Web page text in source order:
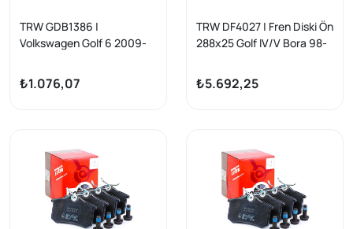
TRW GDB1386 |
Volkswagen Golf 6 2009-
Golf IV-V/Jetta
III/Polo/A3/Leon/Octavia
₺1.076,07
TRW DF4027 | Fren Diski Ön
288x25 Golf IV/V Bora 98-
₺5.692,25